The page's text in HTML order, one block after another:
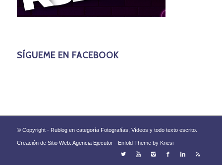
SÍGUEME EN FACEBOOK
© Copyright - Rublog en categoría Fotografías, Vídeos y todo texto escrito.
Creación de Sitio Web: Agencia Ejecutor - Enfold Theme by Kriesi